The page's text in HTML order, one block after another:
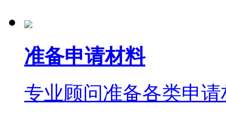
准备申请材料
专业顾问准备各类申请